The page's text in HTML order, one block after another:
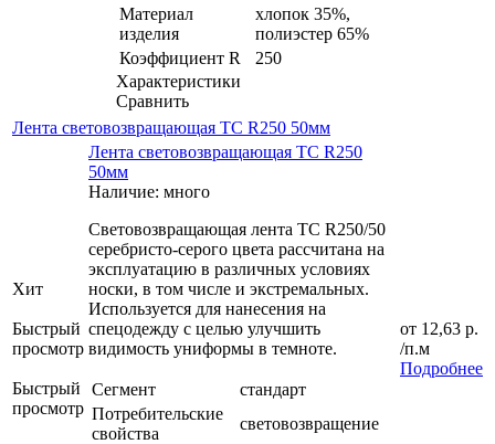
Материал
изделия
хлопок 35%,
полиэстер 65%
Коэффициент R
250
Характеристики
Сравнить
Лента световозвращающая ТС R250 50мм
Хит
Быстрый
просмотр
Быстрый
просмотр
Лента световозвращающая ТС R250
50мм
Наличие: много
Световозвращающая лента TC R250/50
серебристо-серого цвета рассчитана на
эксплуатацию в различных условиях
носки, в том числе и экстремальных.
Используется для нанесения на
спецодежду с целью улучшить
видимость униформы в темноте.
Сегмент
стандарт
Потребительские
свойства
световозвращение
от 12,63 р.
/п.м
Подробнее